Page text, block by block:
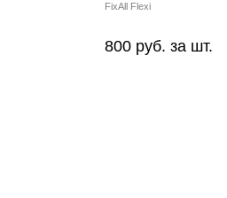
FixAll Flexi
800 руб. за шт.